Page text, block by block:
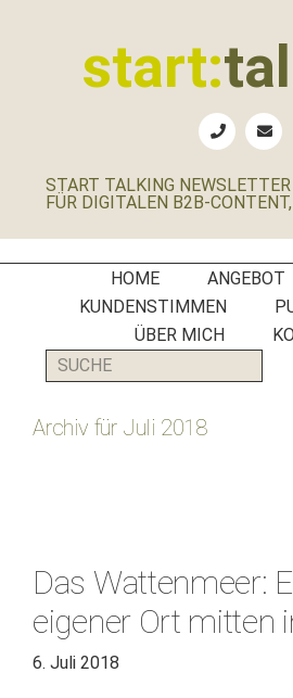
start:
B2B-
Social
Media
Manager
PR-
Agenturen
START TALKING
FÜR DIGITALEN B2B-
HOME ANGEBOT
KUNDENSTIMMEN
ÜBER MICH
SUCHE
Archiv für Juli 2018
Das Wattenmeer:
eigener Ort mitten
6. Juli 2018